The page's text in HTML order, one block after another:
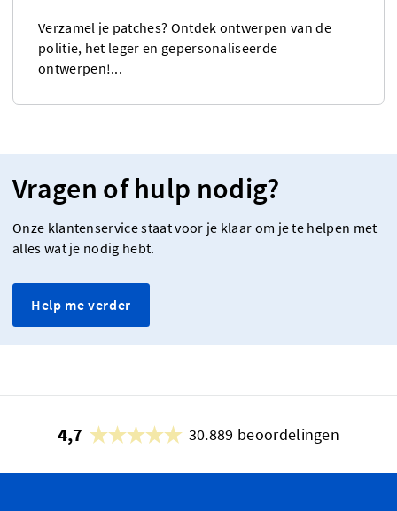
Verzamel je patches? Ontdek ontwerpen van de
politie, het leger en gepersonaliseerde
ontwerpen!...
Vragen of hulp nodig?
Onze klantenservice staat voor je klaar om je te helpen met
alles wat je nodig hebt.
Help me verder
4,7 30.889 beoordelingen